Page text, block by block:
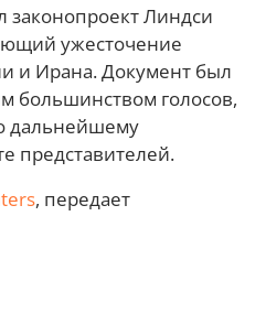
законопроект Линдси
ужесточение
и Ирана. Документ был
большинством голосов,
дальнейшему
представителей.
, передает